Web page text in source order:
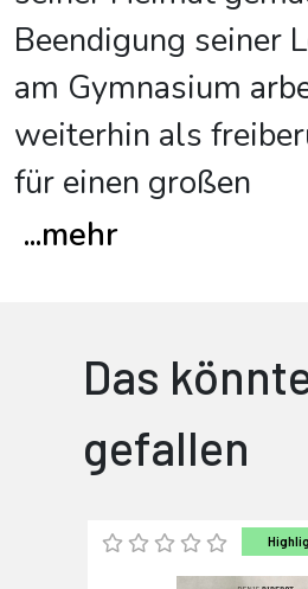
Beendigung seiner
am Gymnasium
weiterhin als
für einen großen
...mehr
Das
gefallen